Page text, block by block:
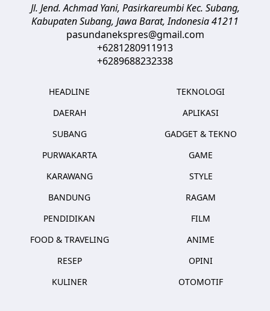
Jl. Jend. Achmad Yani, Pasirkareumbi Kec. Subang,
Kabupaten Subang, Jawa Barat,Indonesia41211
pasundanekspres@gmail.com
+6281280911913
+6289688232338
HEADLINE
DAERAH
SUBANG
PURWAKARTA
KARAWANG
BANDUNG
PENDIDIKAN
FOOD & TRAVELING
RESEP
KULINER
TEKNOLOGI
APLIKASI
GADGET & TEKNO
GAME
STYLE
RAGAM
FILM
ANIME
OPINI
OTOMOTIF